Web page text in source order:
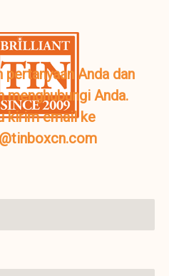
pertanyaan Anda dan
menghubungi Anda.
kirim email ke